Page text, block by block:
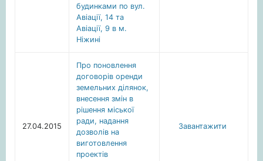
будинками по вул.
Авіації, 14 та
Авіації, 9 в м.
Ніжині
27.04.2015
Про поновлення
договорів оренди
земельних ділянок,
внесення змін в
рішення міської
ради, надання
дозволів на
виготовлення
проектів
Завантажити